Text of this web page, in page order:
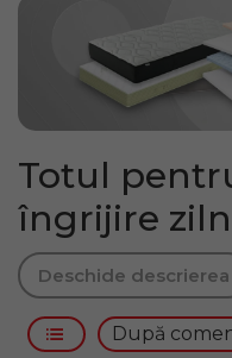
Totul
îngrijire
Deschide descrierea